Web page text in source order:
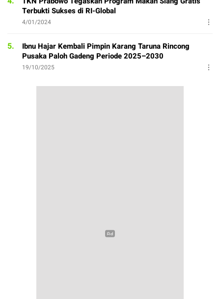
Terbukti Sukses di RI-Global
4/01/2024
5.
Ibnu Hajar Kembali Pimpin Karang Taruna Rincong
Pusaka Paloh Gadeng Periode 2025–2030
19/10/2025